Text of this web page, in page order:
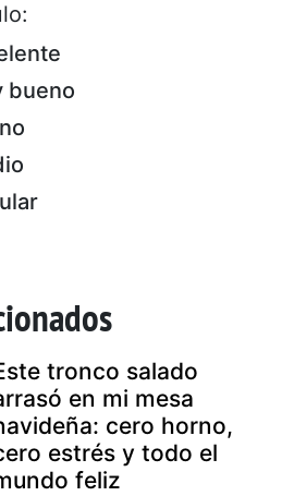
bueno
tronco salado
en mi mesa
cero horno,
estrés y todo el
feliz